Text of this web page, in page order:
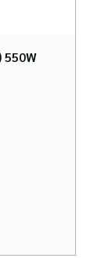
550W